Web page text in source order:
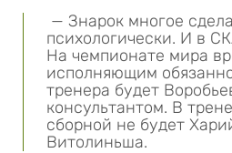
— Знарок многое
психологически. И в
На чемпионате мира
исполняющим
тренера будет
консультантом. В
сборной не будет
Витолиньша.